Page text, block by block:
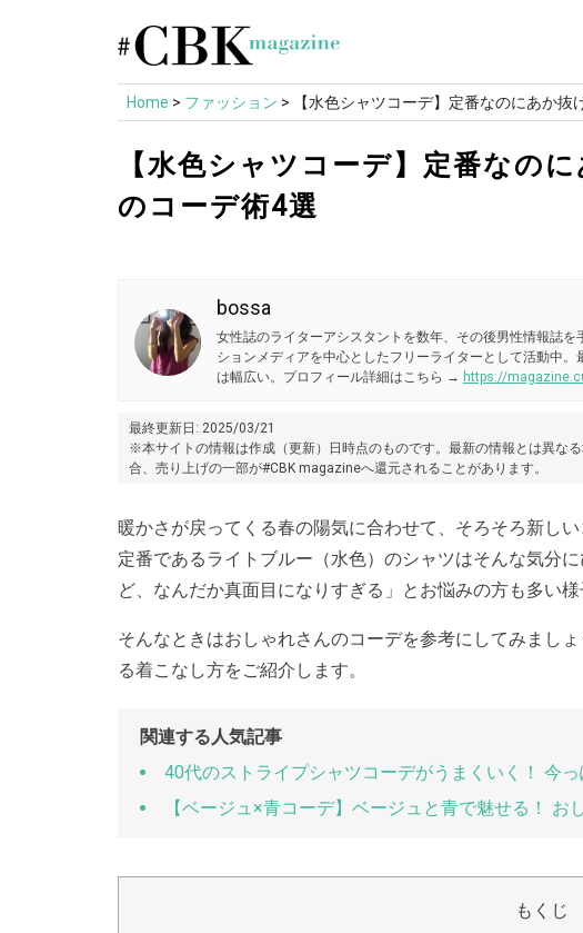
content
Home > ファッション > 【水色シャツコーデ】定番なのにあか
【水色シャツコーデ】定番なの
のコーデ術4選
bossa
女性誌のライターアシスタントを数年、その後男性情報誌
ションメディアを中心としたフリーライターとして活動中
は幅広い。プロフィール詳細はこちら → https://
最終更新日: 2025/03/21
※本サイトの情報は作成（更新）日時点のものです。最新の情報とは異な
合、売り上げの一部が#CBK magazineへ還元されることがあります。
暖かさが戻ってくる春の陽気に合わせて、そろそろ新し
定番であるライトブルー（水色）のシャツはそんな気分
ど、なんだか真面目になりすぎる」とお悩みの方も多い様
そんなときはおしゃれさんのコーデを参考にしてみまし
る着こなし方をご紹介します。
関連する人気記事
40代のストライプシャツコーデがうまくいく！ 今
【ベージュ×青コーデ】ベージュと青で魅せる！ お
もくじ